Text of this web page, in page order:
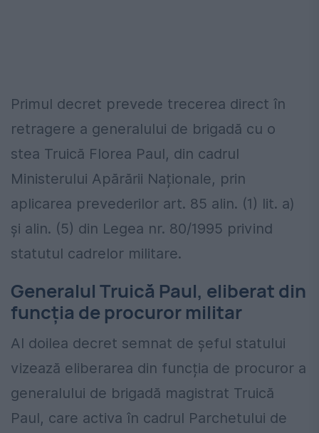
Primul decret prevede trecerea direct în
retragere a generalului de brigadă cu o
stea Truică Florea Paul, din cadrul
Ministerului Apărării Naționale, prin
aplicarea prevederilor art. 85 alin. (1) lit. a)
și alin. (5) din Legea nr. 80/1995 privind
statutul cadrelor militare.
Generalul Truică Paul, eliberat din
funcția de procuror militar
Al doilea decret semnat de șeful statului
vizează eliberarea din funcția de procuror a
generalului de brigadă magistrat Truică
Paul, care activa în cadrul Parchetului de